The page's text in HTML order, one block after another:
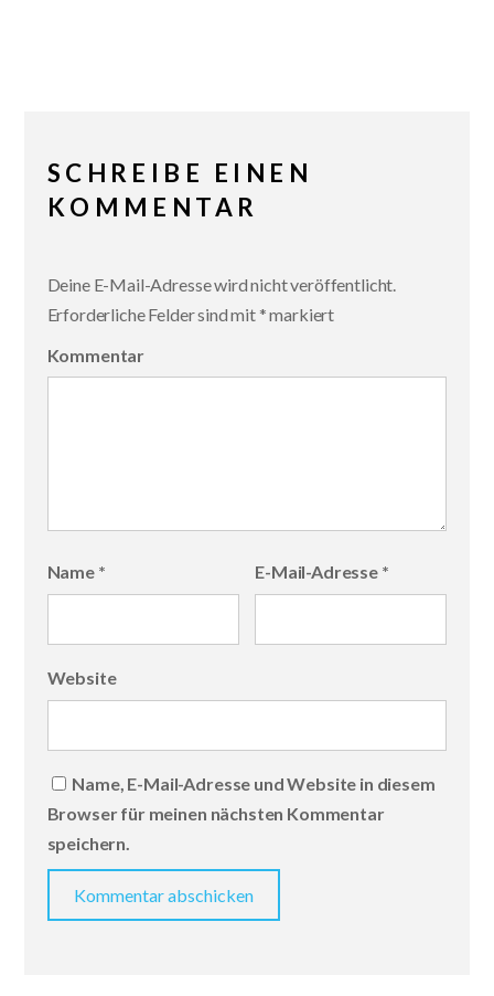
SCHREIBE EINEN
KOMMENTAR
Deine E-Mail-Adresse wird nicht veröffentlicht.
Erforderliche Felder sind mit *markiert
Kommentar
Name * E-Mail-Adresse *
Website
Name, E-Mail-Adresse und Website in diesem
Browser für meinen nächsten Kommentar
speichern.